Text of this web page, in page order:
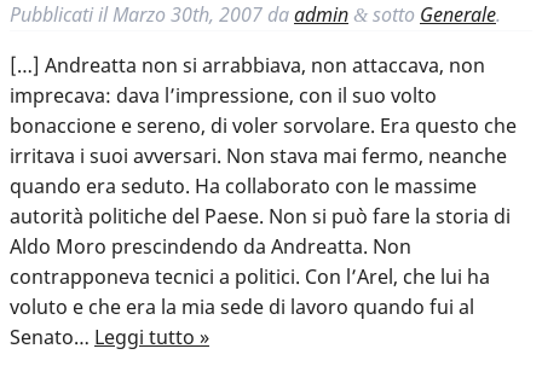
Pubblicati ilMarzo 30th, 2007 daadmin & sotto Generale.
[…] Andreatta non si arrabbiava, non attaccava, non
imprecava: dava l’impressione, con il suo volto
bonaccione e sereno, di voler sorvolare. Era questo che
irritava i suoi avversari. Non stava mai fermo, neanche
quando era seduto. Ha collaborato con le massime
autorità politiche del Paese. Non si può fare la storia di
Aldo Moro prescindendo da Andreatta. Non
contrapponeva tecnici a politici. Con l’Arel, che lui ha
voluto e che era la mia sede di lavoro quando fui al
Senato… Leggi tutto »